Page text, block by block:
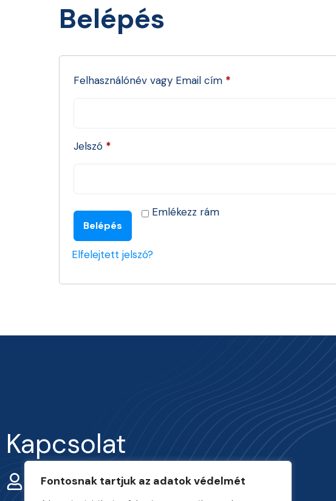
Fontosnak tartjuk az adatok védelmét
Belépés
Felhasználónév vagy Email cím *
Jelszó *
Emlékezz rám
Belépés
Elfelejtett jelszó?
Kapcsolat
Smohay Márton